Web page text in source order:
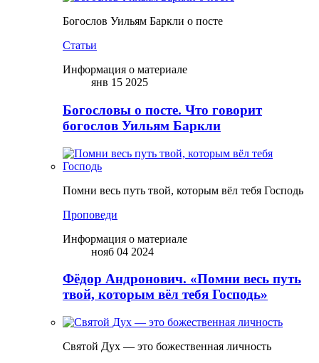
Богослов Уильям Баркли о посте
Статьи
Информация о материале
янв 15 2025
Богословы о посте. Что говорит
богослов Уильям Баркли
Помни весь путь твой, которым вёл тебя Господь
Проповеди
Информация о материале
нояб 04 2024
Фёдор Андронович. «Помни весь путь
твой, которым вёл тебя Господь»
Святой Дух — это божественная личность